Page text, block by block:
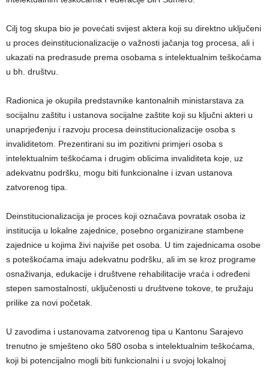
Cilj tog skupa bio je povećati svijest aktera koji su direktno uključeni
u proces deinstitucionalizacije o važnosti jačanja tog procesa, ali i
ukazati na predrasude prema osobama s intelektualnim teškoćama
u bh. društvu.
Radionica je okupila predstavnike kantonalnih ministarstava za
socijalnu zaštitu i ustanova socijalne zaštite koji su ključni akteri u
unaprjeđenju i razvoju procesa deinstitucionalizacije osoba s
invaliditetom. Prezentirani su im pozitivni primjeri osoba s
intelektualnim teškoćama i drugim oblicima invaliditeta koje, uz
adekvatnu podršku, mogu biti funkcionalne i izvan ustanova
zatvorenog tipa.
Deinstitucionalizacija je proces koji označava povratak osoba iz
institucija u lokalne zajednice, posebno organizirane stambene
zajednice u kojima živi najviše pet osoba. U tim zajednicama osobe
s poteškoćama imaju adekvatnu podršku, ali im se kroz programe
osnaživanja, edukacije i društvene rehabilitacije vraća i određeni
stepen samostalnosti, uključenosti u društvene tokove, te pružaju
prilike za novi početak.
U zavodima i ustanovama zatvorenog tipa u Kantonu Sarajevo
trenutno je smješteno oko 580 osoba s intelektualnim teškoćama,
koji bi potencijalno mogli biti funkcionalni i u svojoj lokalnoj